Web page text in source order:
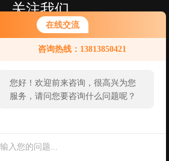
在线交流
咨询热线：13813850421
您好！欢迎前来咨询，很高兴为您
服务，请问您要咨询什么问题呢？
关注我们